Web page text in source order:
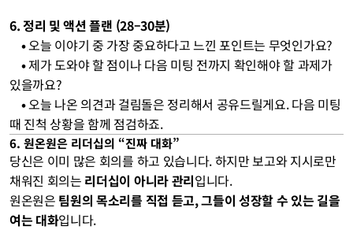
6. 정리 및 액션 플랜 (28–30분)
    •
오늘 이야기 중 가장 중요하다고 느낀 포인트는 무엇인가요?
    •
제가 도와야 할 점이나 다음 미팅 전까지 확인해야 할 과제가
있을까요?
    •
오늘 나온 의견과 걸림돌은 정리해서 공유드릴게요. 다음 미팅
때 진척 상황을 함께 점검하죠.
6. 원온원은 리더십의 “진짜 대화”
당신은 이미 많은 회의를 하고 있습니다. 하지만 보고와 지시로만
채워진 회의는 리더십이 아니라 관리입니다.
원온원은 팀원의 목소리를 직접 듣고, 그들이 성장할 수 있는 길을
여는 대화입니다.